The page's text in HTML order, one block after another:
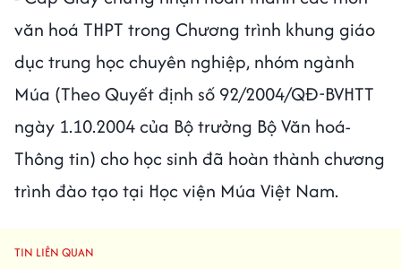
văn hoá THPT trong Chương trình khung giáo
dục trung học chuyên nghiệp, nhóm ngành
Múa (Theo Quyết định số 92/2004/QĐ-BVHTT
ngày 1.10.2004 của Bộ trưởng Bộ Văn hoá-
Thông tin) cho học sinh đã hoàn thành chương
trình đào tạo tại Học viện Múa Việt Nam.
TIN LIÊN QUAN